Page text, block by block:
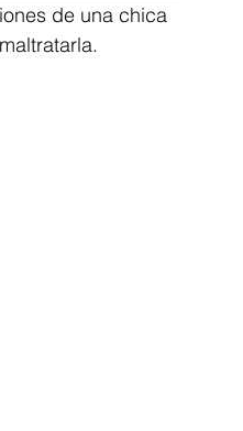
de una chica